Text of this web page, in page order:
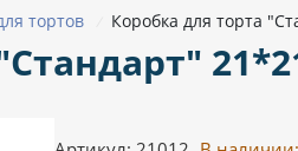
тортов Коробка для торта